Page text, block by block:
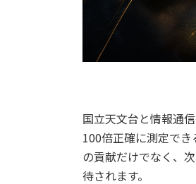
国立天文台と情報通
100倍正確に測定で
の貢献だけでなく、
待されます。